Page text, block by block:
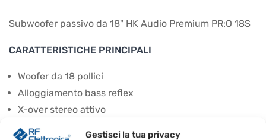
Gestisci la tua privacy
Subwoofer passivo da 18" HK Audio Premium PR:O 18S
CARATTERISTICHE PRINCIPALI
Woofer da 18 pollici
Alloggiamento bass reflex
X-over stereo attivo
Uscita satellite per unità medio/alta